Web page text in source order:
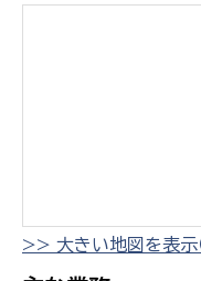
>> 大きい地図を表示